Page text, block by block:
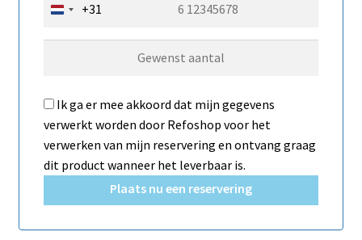
N
n
+31
Ik ga er mee akkoord dat mijn gegevens
verwerkt worden door Refoshop voor het
verwerken van mijn reservering en ontvang graag
dit product wanneer het leverbaar is.
Plaats nu een reservering